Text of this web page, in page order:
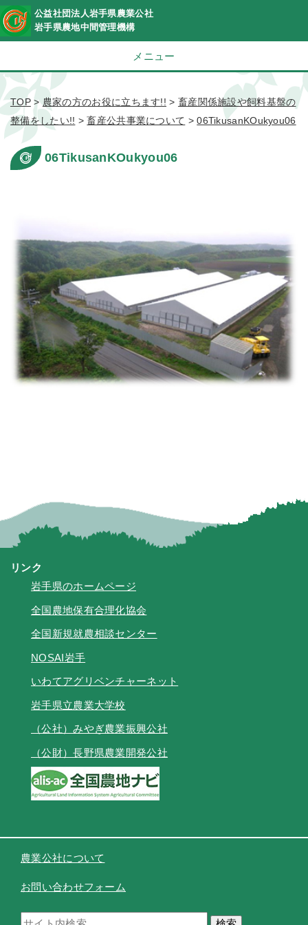
公益社団法人岩手県農業公社
岩手県農地中間管理機構
メニュー
TOP>農家の方のお役に立ちます!! > 畜産関係施設や飼料基盤の
整備をしたい!! >畜産公共事業について >06TikusanKOukyou06
06TikusanKOukyou06
リンク
岩手県のホームページ
全国農地保有合理化協会
全国新規就農相談センター
NOSAI岩手
いわてアグリベンチャーネット
岩手県立農業大学校
（公社）みやぎ農業振興公社
（公財）長野県農業開発公社
農業公社について
お問い合わせフォーム